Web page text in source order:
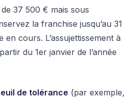
37 500 € mais sous
la franchise jusqu’au 31
en cours. L’assujettissement à
du 1er janvier de l’année
de tolérance (par exemple,